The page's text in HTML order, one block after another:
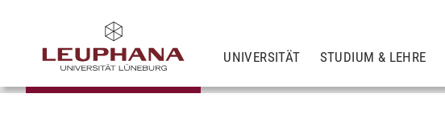
UNIVERSITÄT STUDIUM & LEHRE